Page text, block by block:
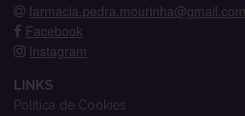
farmacia.pedra.mourinha@gmail.com
Facebook
Instagram
LINKS
Política de Cookies